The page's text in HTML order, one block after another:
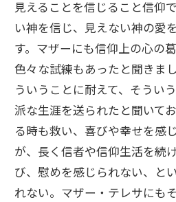
見えることを信じること信仰
い神を信じ、見えない神の愛
す。マザーにも信仰上の心の
色々な試練もあったと聞きま
ういうことに耐えて、そうい
派な生涯を送られたと聞いて
る時も救い、喜びや幸せを感
が、長く信者や信仰生活を続
び、慰めを感じられない、と
れない。マザー・テレサにも